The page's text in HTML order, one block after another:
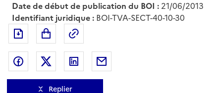
Date de début de publication du BOI : 21/06/2013
Identifiant juridique : BOI-TVA-SECT-40-10-30
Exporter le document au format pdf
Partager sur Facebook
Partager sur Twitter
Partager sur LinkedIn
Replier